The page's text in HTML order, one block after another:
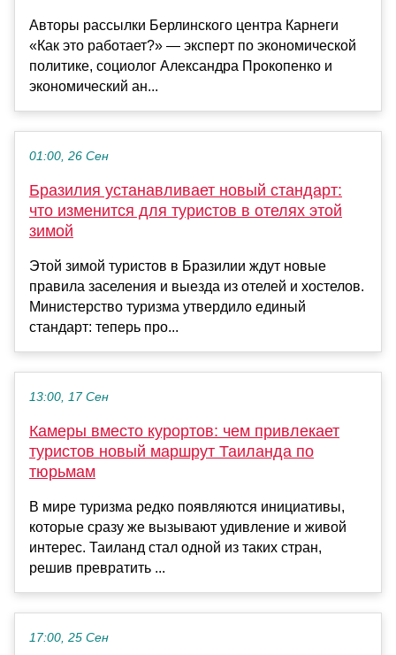
Авторы рассылки Берлинского центра Карнеги
«Как это работает?» — эксперт по экономической
политике, социолог Александра Прокопенко и
экономический ан...
01:00, 26 Сен
Бразилия устанавливает новый стандарт:
что изменится для туристов в отелях этой
зимой
Этой зимой туристов в Бразилии ждут новые
правила заселения и выезда из отелей и хостелов.
Министерство туризма утвердило единый
стандарт: теперь про...
13:00, 17 Сен
Камеры вместо курортов: чем привлекает
туристов новый маршрут Таиланда по
тюрьмам
В мире туризма редко появляются инициативы,
которые сразу же вызывают удивление и живой
интерес. Таиланд стал одной из таких стран,
решив превратить ...
17:00, 25 Сен